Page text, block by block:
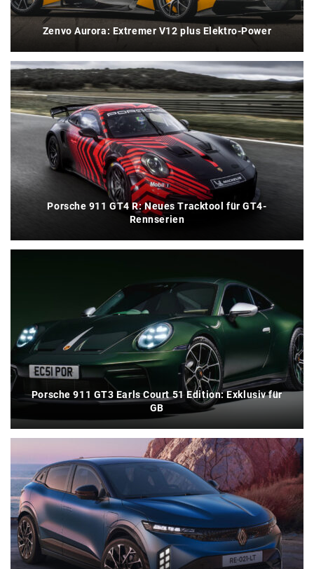
Zenvo Aurora: Extremer V12 plus Elektro-Power
Porsche 911 GT4 R: Neues Tracktool für GT4-
Rennserien
Porsche 911 GT3 Earls Court 51 Edition: Exklusiv für
GB